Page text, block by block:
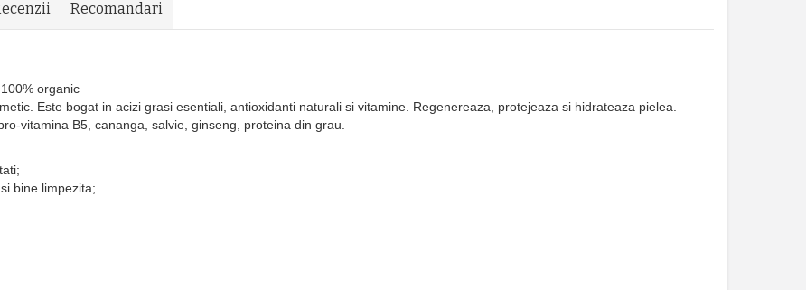
Recomandari
organic
Este bogat in acizi grasi esentiali, antioxidanti naturali si vitamine. Regenereaza, protejeaza si hidrateaza pielea.
vitamina B5, cananga, salvie, ginseng, proteina din grau.
bine limpezita;